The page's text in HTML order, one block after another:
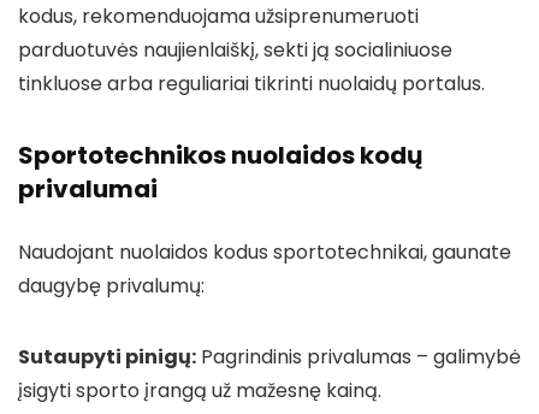
kodus, rekomenduojama užsiprenumeruoti
parduotuvės naujienlaiškį, sekti ją socialiniuose
tinkluose arba reguliariai tikrinti nuolaidų portalus.
Sportotechnikos nuolaidos kodų
privalumai
Naudojant nuolaidos kodus sportotechnikai, gaunate
daugybę privalumų:
Sutaupyti pinigų: Pagrindinis privalumas – galimybė
įsigyti sporto įrangą už mažesnę kainą.